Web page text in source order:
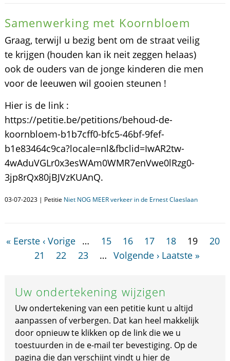
Samenwerking met Koornbloem
Graag, terwijl u bezig bent om de straat veilig
te krijgen (houden kan ik neit zeggen helaas)
ook de ouders van de jonge kinderen die men
voor de leeuwen wil gooien steunen !
Hier is de link :
https://petitie.be/petitions/behoud-de-
koornbloem-b1b7cff0-bfc5-46bf-9fef-
b1e83464c9ca?locale=nl&fbclid=IwAR2tw-
4wAduVGLr0x3esWAm0WMR7enVwe0lRzg0-
3jp8rQx80jBJVzKUAnQ.
03-07-2023 | Petitie Niet NOG MEER verkeer in de Ernest Claeslaan
« Eerste ‹ Vorige … 15 16 17 18 19
20
21
22 23 … Volgende › Laatste »
Uw ondertekening wijzigen
Uw ondertekening van een petitie kunt u altijd
aanpassen of verbergen. Dat kan heel makkelijk
door opnieuw te klikken op de link die we u
toestuurden in de e-mail ter bevestiging. Op de
pagina die dan verschijnt vindt u hier de